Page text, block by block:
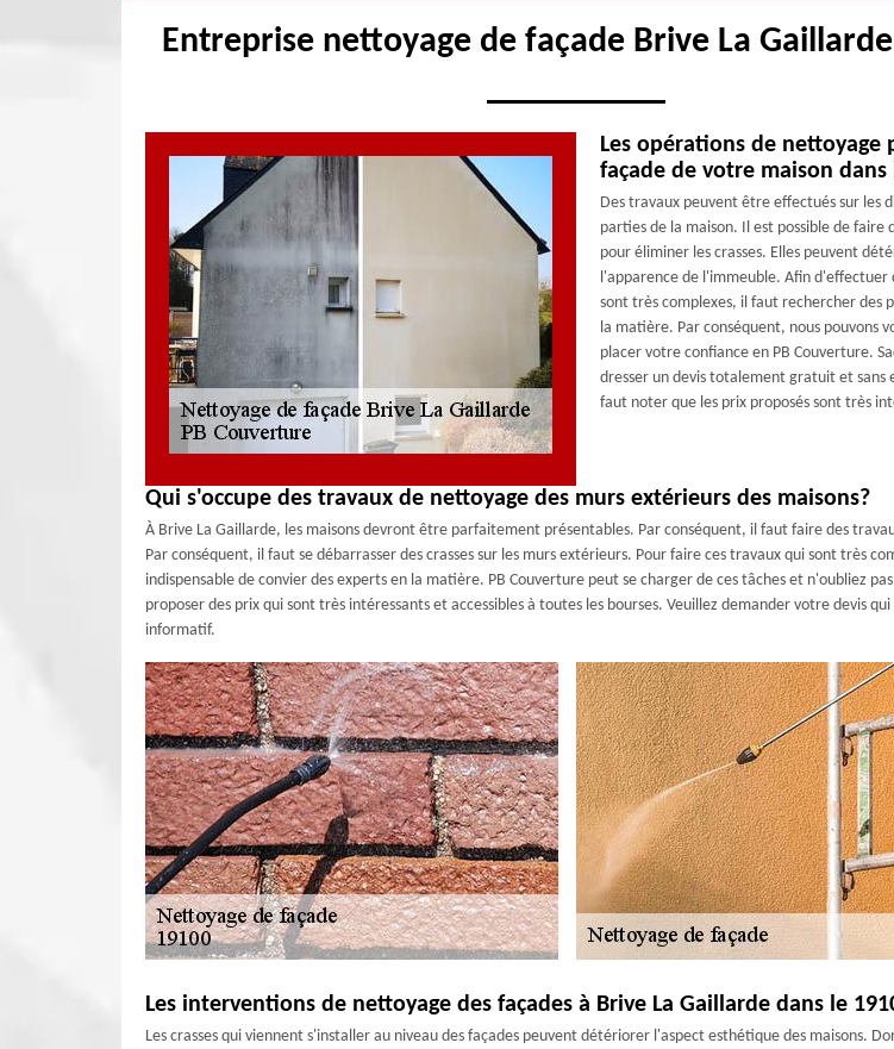
Entreprise nettoyage de façade Brive La
Les opérations de nettoyage
façade de votre maison dans
Des travaux peuvent être effectués sur les
parties de la maison. Il est possible de faire
pour éliminer les crasses. Elles peuvent
l'apparence de l'immeuble. Afin d'effectuer
sont très complexes, il faut rechercher des
la matière. Par conséquent, nous pouvons
placer votre confiance en PB Couverture.
dresser un devis totalement gratuit et sans
faut noter que les prix proposés sont très
Qui s'occupe des travaux de nettoyage des murs extérieurs des maisons?
À Brive La Gaillarde, les maisons devront être parfaitement présentables. Par conséquent, il faut faire des
Par conséquent, il faut se débarrasser des crasses sur les murs extérieurs. Pour faire ces travaux qui sont très
indispensable de convier des experts en la matière. PB Couverture peut se charger de ces tâches et n'oubliez
proposer des prix qui sont très intéressants et accessibles à toutes les bourses. Veuillez demander votre devis
informatif.
Les interventions de nettoyage des façades à Brive La Gaillarde dans le
Les crasses qui viennent s'installer au niveau des façades peuvent détériorer l'aspect esthétique des maisons.